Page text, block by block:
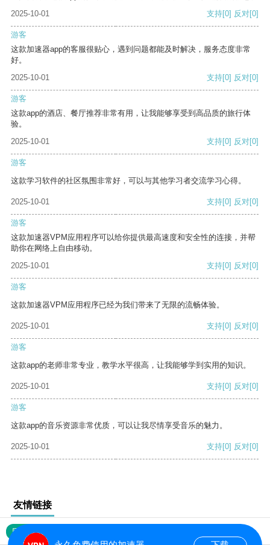
2025-10-01
支持[0] 反对[0]
游客
这款加速器app的客服很贴心，遇到问题都能及时解决，服务态度非常
好。
2025-10-01
支持[0] 反对[0]
游客
这款app的酒店、餐厅推荐非常有用，让我能够享受到高品质的旅行体
验。
2025-10-01
支持[0] 反对[0]
游客
这款学习软件的社区氛围非常好，可以与其他学习者交流学习心得。
2025-10-01 支持[0] 反对[0]
游客
这款加速器VPM应用程序可以给你提供最高速度和安全性的连接，并帮
助你在网络上自由移动。
2025-10-01
支持[0] 反对[0]
游客
这款加速器VPM应用程序已经为我们带来了无限的流畅体验。
2025-10-01 支持[0] 反对[0]
游客
这款app的老师非常专业，教学水平很高，让我能够学到实用的知识。
2025-10-01 支持[0] 反对[0]
游客
这款app的音乐资源非常优质，可以让我尽情享受音乐的魅力。
2025-10-01 支持[0] 反对[0]
友情链接
网站地图